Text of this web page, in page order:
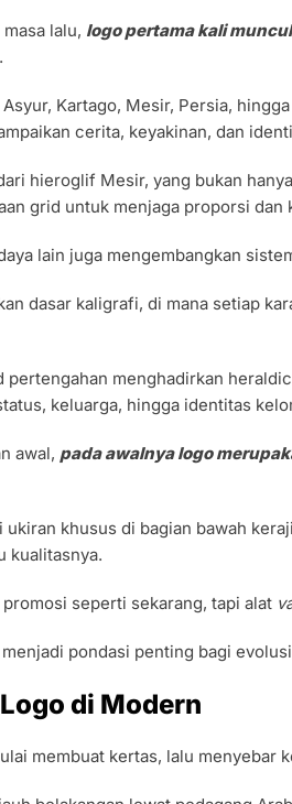
lalu, logo pertama kali
Kartago, Mesir, Persia,
cerita, keyakinan, dan
hieroglif Mesir, yang bukan
grid untuk menjaga proporsi
lain juga mengembangkan
dasar kaligrafi, di mana setiap
pertengahan menghadirkan
keluarga, hingga identitas
awal, pada awalnya logo
khusus di bagian bawah
kualitasnya.
seperti sekarang, tapi alat
pondasi penting bagi
di Modern
membuat kertas, lalu menyebar